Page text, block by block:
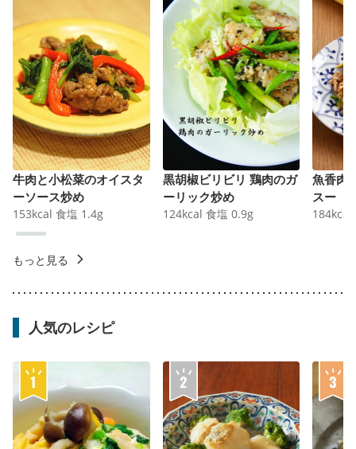
牛肉と小松菜のオイスタ
ーソース炒め
153kcal 食塩 1.4g
黒胡椒ビリビリ 鶏肉のガ
ーリック炒め
124kcal 食塩 0.9g
魚香肉
スー
184kcal
もっと見る
人気のレシピ